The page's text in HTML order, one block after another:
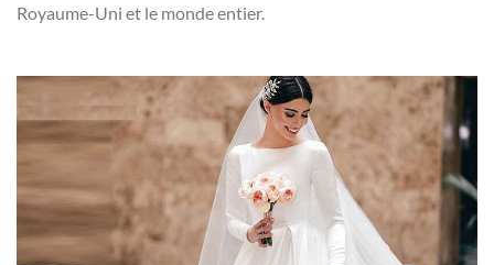
Royaume-Uni et le monde entier.